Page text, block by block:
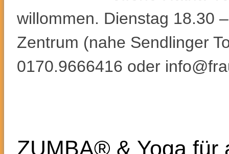
willommen. Dienstag 18.30
Zentrum (nahe Sendlinger
0170.9666416 oder
ZUMBA® & Yoga für